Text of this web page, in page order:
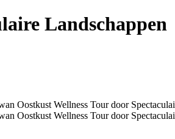
Landschappen